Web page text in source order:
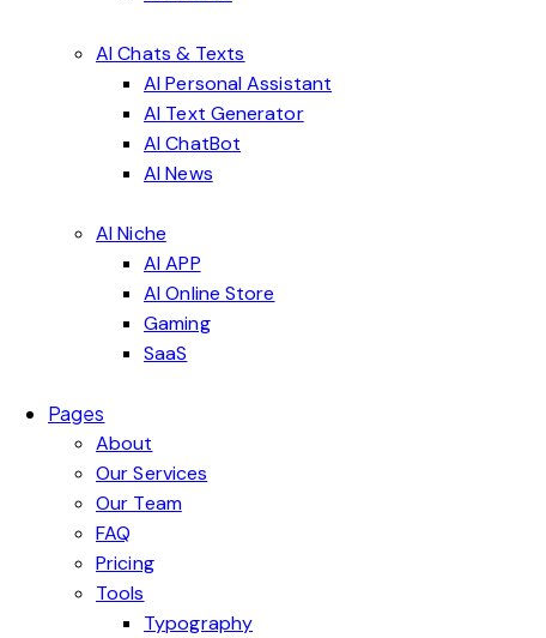
AI Chats & Texts
AI Personal Assistant
AI Text Generator
AI ChatBot
AI News
AI Niche
AI APP
AI Online Store
Gaming
SaaS
Pages
About
Our Services
Our Team
FAQ
Pricing
Tools
Typography